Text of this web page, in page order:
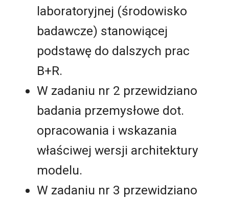
laboratoryjnej (środowisko
badawcze) stanowiącej
podstawę do dalszych prac
B+R.
W zadaniu nr 2 przewidziano
badania przemysłowe dot.
opracowania i wskazania
właściwej wersji architektury
modelu.
W zadaniu nr 3 przewidziano